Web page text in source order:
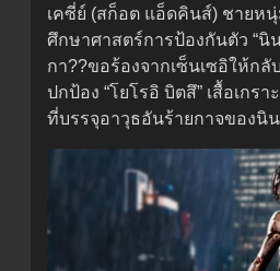
เคซี่ย์ (สก็อต แอ็ดคินส์) ชายห
ศึกษาศาสตร์การป้องกันตัว “นิ
กา??ขอร้องจากเซ็นเซอิให้กลั
ปกป้อง “โยโรอิ บิตสึ” เสื้อเกร
ที่บรรจุอาวุธอันร้ายกาจของนิน